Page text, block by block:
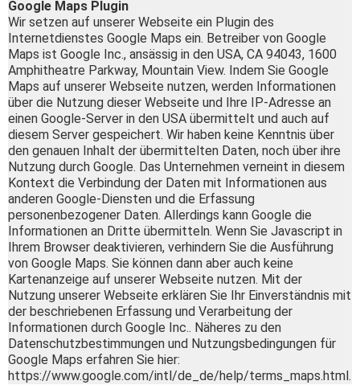
Google Maps Plugin
Wir setzen auf unserer Webseite ein Plugin des
Internetdienstes Google Maps ein. Betreiber von Google
Maps ist Google Inc., ansässig in den USA, CA 94043, 1600
Amphitheatre Parkway, Mountain View. Indem Sie Google
Maps auf unserer Webseite nutzen, werden Informationen
über die Nutzung dieser Webseite und Ihre IP-Adresse an
einen Google-Server in den USA übermittelt und auch auf
diesem Server gespeichert. Wir haben keine Kenntnis über
den genauen Inhalt der übermittelten Daten, noch über ihre
Nutzung durch Google. Das Unternehmen verneint in diesem
Kontext die Verbindung der Daten mit Informationen aus
anderen Google-Diensten und die Erfassung
personenbezogener Daten. Allerdings kann Google die
Informationen an Dritte übermitteln. Wenn Sie Javascript in
Ihrem Browser deaktivieren, verhindern Sie die Ausführung
von Google Maps. Sie können dann aber auch keine
Kartenanzeige auf unserer Webseite nutzen. Mit der
Nutzung unserer Webseite erklären Sie Ihr Einverständnis mit
der beschriebenen Erfassung und Verarbeitung der
Informationen durch Google Inc.. Näheres zu den
Datenschutzbestimmungen und Nutzungsbedingungen für
Google Maps erfahren Sie hier:
https://www.google.com/intl/de_de/help/terms_maps.html.